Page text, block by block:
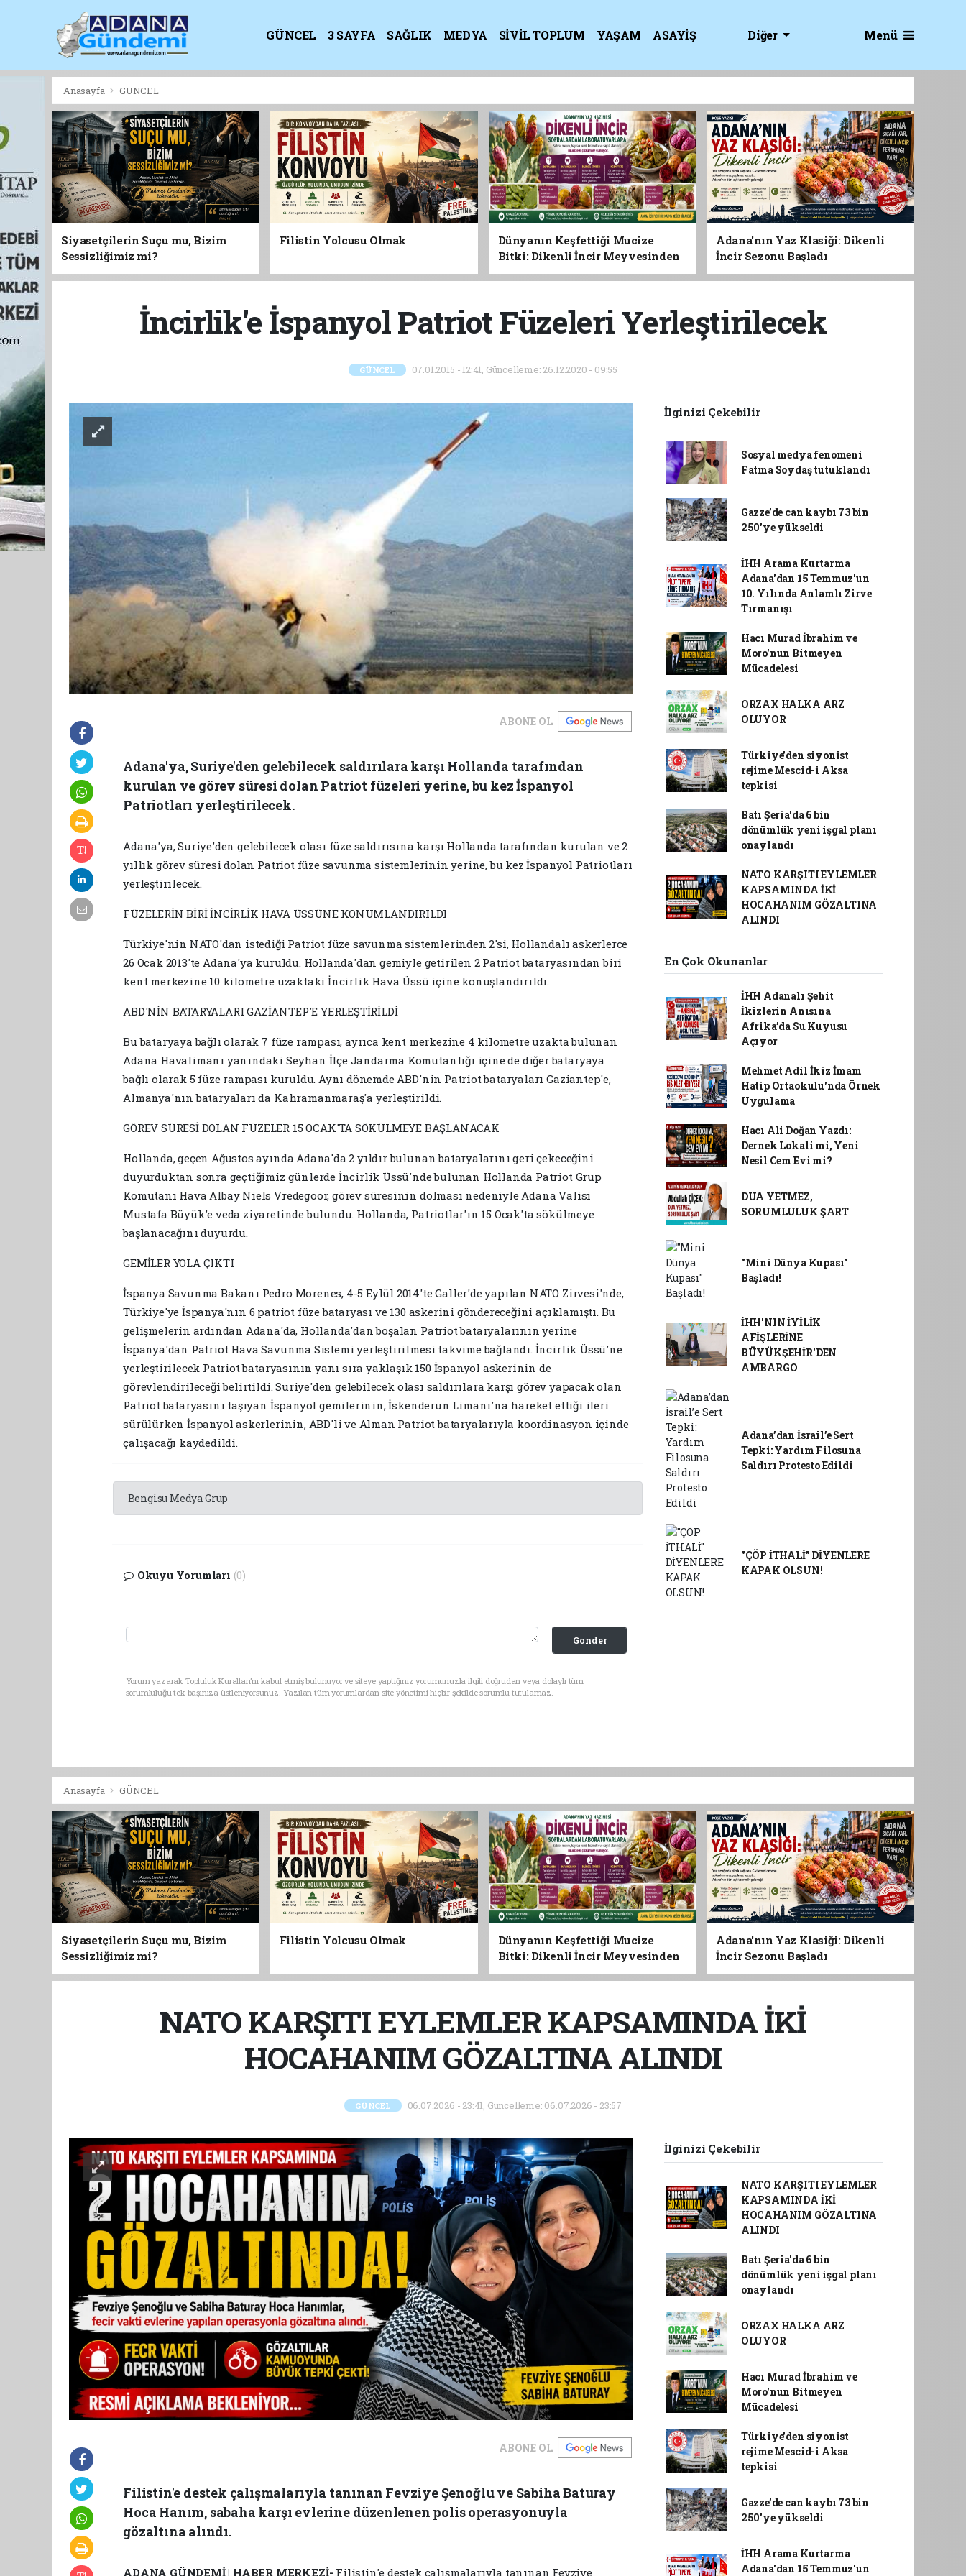
GÜNCEL 3 SAYFA SAĞLIK MEDYA SİVİL TOPLUM YAŞAM
ASAYİŞ
Diğer Menü
Anasayfa GÜNCEL
Siyasetçilerin Suçu mu, Bizim
Sessizliğimiz mi?
Filistin Yolcusu Olmak
Dünyanın Keşfettiği Mucize
Bitki: Dikenli İncir Meyvesinden
Yaprağına Geleceğin Süper Gıdası
Adana'nın Yaz Klasiği: Dikenli
İncir Sezonu Başladı
İncirlik'e İspanyol Patriot Füzeleri Yerleştirilecek
GÜNCEL 07.01.2015 - 12:41, Güncelleme: 26.12.2020 - 09:55
ABONE OL
Adana'ya, Suriye'den gelebilecek saldırılara karşı Hollanda tarafından
kurulan ve görev süresi dolan Patriot füzeleri yerine, bu kez İspanyol
Patriotları yerleştirilecek.
Adana'ya, Suriye'den gelebilecek olası füze saldırısına karşı Hollanda tarafından kurulan ve 2
yıllık görev süresi dolan Patriot füze savunma sistemlerinin yerine, bu kez İspanyol Patriotları
yerleştirilecek.
FÜZELERİN BİRİ İNCİRLİK HAVA ÜSSÜNE KONUMLANDIRILDI
Türkiye'nin NATO'dan istediği Patriot füze savunma sistemlerinden 2'si, Hollandalı askerlerce
26 Ocak 2013'te Adana'ya kuruldu. Hollanda'dan gemiyle getirilen 2 Patriot bataryasından biri
kent merkezine 10 kilometre uzaktaki İncirlik Hava Üssü içine konuşlandırıldı.
ABD'NİN BATARYALARI GAZİANTEP'E YERLEŞTİRİLDİ
Bu bataryaya bağlı olarak 7 füze rampası, ayrıca kent merkezine 4 kilometre uzakta bulunan
Adana Havalimanı yanındaki Seyhan İlçe Jandarma Komutanlığı içine de diğer bataryaya
bağlı olarak 5 füze rampası kuruldu. Aynı dönemde ABD'nin Patriot bataryaları Gaziantep'e,
Almanya'nın bataryaları da Kahramanmaraş'a yerleştirildi.
GÖREV SÜRESİ DOLAN FÜZELER 15 OCAK'TA SÖKÜLMEYE BAŞLANACAK
Hollanda, geçen Ağustos ayında Adana'da 2 yıldır bulunan bataryalarını geri çekeceğini
duyurduktan sonra geçtiğimiz günlerde İncirlik Üssü'nde bulunan Hollanda Patriot Grup
Komutanı Hava Albay Niels Vredegoor, görev süresinin dolması nedeniyle Adana Valisi
Mustafa Büyük'e veda ziyaretinde bulundu. Hollanda, Patriotlar'ın 15 Ocak'ta sökülmeye
başlanacağını duyurdu.
GEMİLER YOLA ÇIKTI
İspanya Savunma Bakanı Pedro Morenes, 4-5 Eylül 2014'te Galler'de yapılan NATO Zirvesi'nde,
Türkiye'ye İspanya'nın 6 patriot füze bataryası ve 130 askerini göndereceğini açıklamıştı. Bu
gelişmelerin ardından Adana'da, Hollanda'dan boşalan Patriot bataryalarının yerine
İspanya'dan Patriot Hava Savunma Sistemi yerleştirilmesi takvime bağlandı. İncirlik Üssü'ne
yerleştirilecek Patriot bataryasının yanı sıra yaklaşık 150 İspanyol askerinin de
görevlendirileceği belirtildi. Suriye'den gelebilecek olası saldırılara karşı görev yapacak olan
Patriot bataryasını taşıyan İspanyol gemilerinin, İskenderun Limanı'na hareket ettiği ileri
sürülürken İspanyol askerlerinin, ABD'li ve Alman Patriot bataryalarıyla koordinasyon içinde
çalışacağı kaydedildi.
Bengisu Medya Grup
Okuyu Yorumları (0)
Gonder
Yorum yazarak Topluluk Kuralları’nı kabul etmiş bulunuyor ve siteye yaptığınız yorumunuzla ilgili doğrudan veya dolaylı tüm
sorumluluğu tek başınıza üstleniyorsunuz. Yazılan tüm yorumlardan site yönetimi hiçbir şekilde sorumlu tutulamaz.
İlginizi Çekebilir
Sosyal medya fenomeni
Fatma Soydaş tutuklandı
Gazze’de can kaybı 73 bin
250'ye yükseldi
İHH Arama Kurtarma
Adana'dan 15 Temmuz'un
10. Yılında Anlamlı Zirve
Tırmanışı
Hacı Murad İbrahim ve
Moro'nun Bitmeyen
Mücadelesi
ORZAX HALKA ARZ
OLUYOR
Türkiye'den siyonist
rejime Mescid-i Aksa
tepkisi
Batı Şeria'da 6 bin
dönümlük yeni işgal planı
onaylandı
NATO KARŞITI EYLEMLER
KAPSAMINDA İKİ
HOCAHANIM GÖZALTINA
ALINDI
En Çok Okunanlar
İHH Adanalı Şehit
İkizlerin Anısına
Afrika’da Su Kuyusu
Açıyor
Mehmet Adil İkiz İmam
Hatip Ortaokulu'nda Örnek
Uygulama
Hacı Ali Doğan Yazdı:
Dernek Lokali mi, Yeni
Nesil Cem Evi mi?
DUA YETMEZ,
SORUMLULUK ŞART
"Mini Dünya Kupası"
Başladı!
İHH'NIN İYİLİK
AFİŞLERİNE
BÜYÜKŞEHİR'DEN
AMBARGO
Adana’dan İsrail’e Sert
Tepki: Yardım Filosuna
Saldırı Protesto Edildi
"ÇÖP İTHALİ" DİYENLERE
KAPAK OLSUN!
Anasayfa GÜNCEL
Siyasetçilerin Suçu mu, Bizim
Sessizliğimiz mi?
Filistin Yolcusu Olmak
Dünyanın Keşfettiği Mucize
Bitki: Dikenli İncir Meyvesinden
Yaprağına Geleceğin Süper Gıdası
Adana'nın Yaz Klasiği: Dikenli
İncir Sezonu Başladı
NATO KARŞITI EYLEMLER KAPSAMINDA İKİ
HOCAHANIM GÖZALTINA ALINDI
GÜNCEL 06.07.2026 - 23:41, Güncelleme: 06.07.2026 - 23:57
ABONE OL
Filistin'e destek çalışmalarıyla tanınan Fevziye Şenoğlu ve Sabiha Baturay
Hoca Hanım, sabaha karşı evlerine düzenlenen polis operasyonuyla
gözaltına alındı.
ADANA GÜNDEMİ | HABER MERKEZİ- Filistin'e destek çalışmalarıyla tanınan Fevziye
İlginizi Çekebilir
NATO KARŞITI EYLEMLER
KAPSAMINDA İKİ
HOCAHANIM GÖZALTINA
ALINDI
Batı Şeria'da 6 bin
dönümlük yeni işgal planı
onaylandı
ORZAX HALKA ARZ
OLUYOR
Hacı Murad İbrahim ve
Moro'nun Bitmeyen
Mücadelesi
Türkiye'den siyonist
rejime Mescid-i Aksa
tepkisi
Gazze’de can kaybı 73 bin
250'ye yükseldi
İHH Arama Kurtarma
Adana'dan 15 Temmuz'un